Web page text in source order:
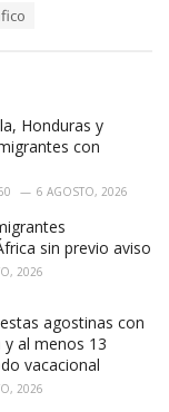
Honduras y
con
6 AGOSTO, 2026
sin previo aviso
2026
agostinas con
al menos 13
vacacional
2026